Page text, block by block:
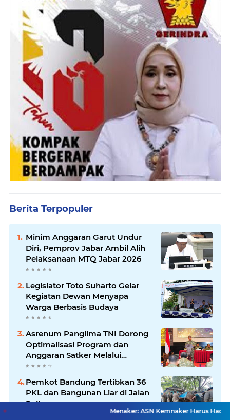
Berita Terpopuler
Minim Anggaran Garut Undur
Diri, Pemprov Jabar Ambil Alih
Pelaksanaan MTQ Jabar 2026
Legislator Toto Suharto Gelar
Kegiatan Dewan Menyapa
Warga Berbasis Budaya
Asrenum Panglima TNI Dorong
Optimalisasi Program dan
Anggaran Satker Melalui
Evaluasi Kinerja
Pemkot Bandung Tertibkan 36
PKL dan Bangunan Liar di Jalan
Rajiman
Menaker: ASN Kemnaker Harus Hadirkan Dampak